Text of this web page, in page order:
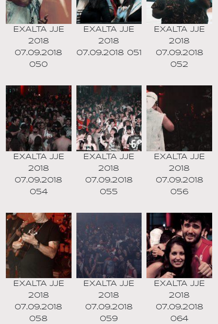
EXALTA JJE
2018
07.09.2018
050
EXALTA JJE
2018
07.09.2018 051
EXALTA JJE
2018
07.09.2018
052
EXALTA JJE
2018
07.09.2018
054
EXALTA JJE
2018
07.09.2018
055
EXALTA JJE
2018
07.09.2018
056
EXALTA JJE
2018
07.09.2018
058
EXALTA JJE
2018
07.09.2018
059
EXALTA JJE
2018
07.09.2018
064